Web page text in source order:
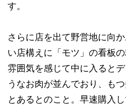
す。
さらに店を出て野営地に向
い店構えに「モツ」の看板
雰囲気を感じて中に入ると
うなお肉が並んでおり、も
とあるとのこと。早速購入